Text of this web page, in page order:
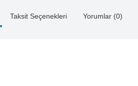
Taksit Seçenekleri Yorumlar (0)